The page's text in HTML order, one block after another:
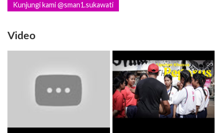
Kunjungi kami @sman1.sukawati
Video